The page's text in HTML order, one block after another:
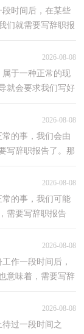
时间后，在某些
们就需要写辞职报
2026-08-08
属于一种正常的现
就会要求我们写好
2026-08-08
的事，我们会由
写辞职报告了。那
2026-08-08
的事，我们可能
需要写辞职报告
2026-08-08
作一段时间后，
意味着，需要写辞
2026-08-08
过一段时间之